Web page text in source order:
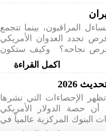
المراقبون، بينما تتجمع
تجدد العدوان الأمريكي
نجاحه؟ وكيف ستكون
اكمل القراءة
2026
الإحصاءات التي نشرها
حصة الدولار الأمريكي
احتياطيات البنوك المركزية عالمياً في